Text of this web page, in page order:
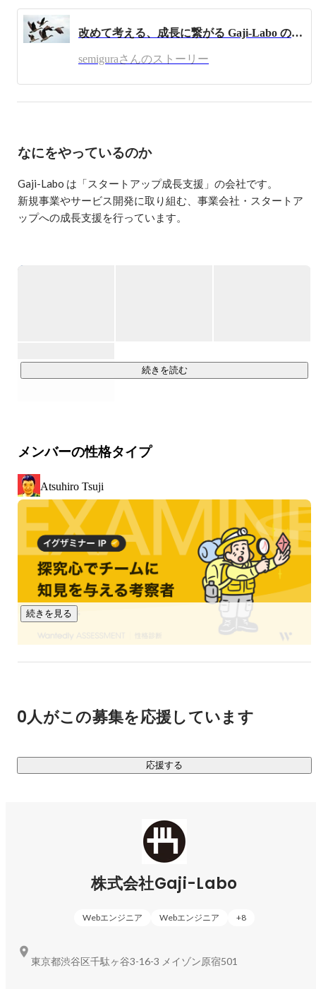
共に組み込み作業をしているメンバーの進行管理も行って
います。休日はだいたい家で音楽を聴いており、たまにラ
イブに出かけています。
改めて考える、成長に繋がる Gaji-Labo の文化①: 振り返り日報
semiguraさんのストーリー
なにをやっているのか
Gaji-Labo は「スタートアップ成長支援」の会社です。
新規事業やサービス開発に取り組む、事業会社・スタートア
ップへの成長支援を行っています。
をお手伝いするため、以下の3つの領域を柱にサービスを提供
【主にこんなことをしています】
・言われた作業をするのではなく、事業成長に寄与するため
のチームワークを発揮
【どんな会社と仕事をしているか】
・スタートアップ シード〜シリーズA：41.7%
・スタートアップのシリーズB以降：11.1%
・上場企業：19.4%
・上場企業子会社の新規事業：5.6%
・その他事業会社：22.2%
（直近3年間の売上に対する一次請け比率：90%越）
Gaji-Labo の仕事の多くは、上記のような「これから事業を伸
続きを読む
メンバーの性格タイプ
Atsuhiro Tsuji
続きを見る
0人がこの募集を応援しています
応援する
株式会社Gaji-Labo
Webエンジニア Webエンジニア +8
東京都渋谷区千駄ヶ谷3-16-3 メイゾン原宿501